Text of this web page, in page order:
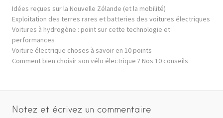
Idées reçues sur la Nouvelle Zélande (et la mobilité)
Exploitation des terres rares et batteries des voitures électriques
Voitures à hydrogène : point sur cette technologie et
performances
Voiture électrique choses à savoir en 10 points
Comment bien choisir son vélo électrique ? Nos 10 conseils
Notez et écrivez un commentaire